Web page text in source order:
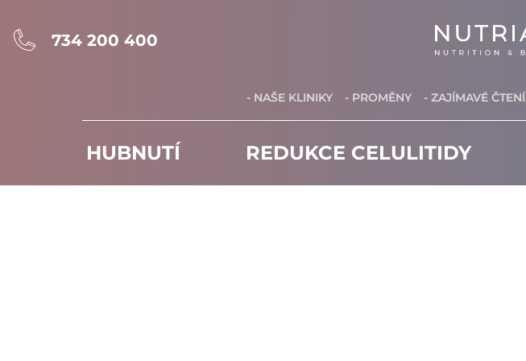
734 200 400
- NAŠE KLINIKY - PROMĚNY - ZAJÍMAVÉ ČTENÍ
HUBNUTÍ REDUKCE CELULITIDY